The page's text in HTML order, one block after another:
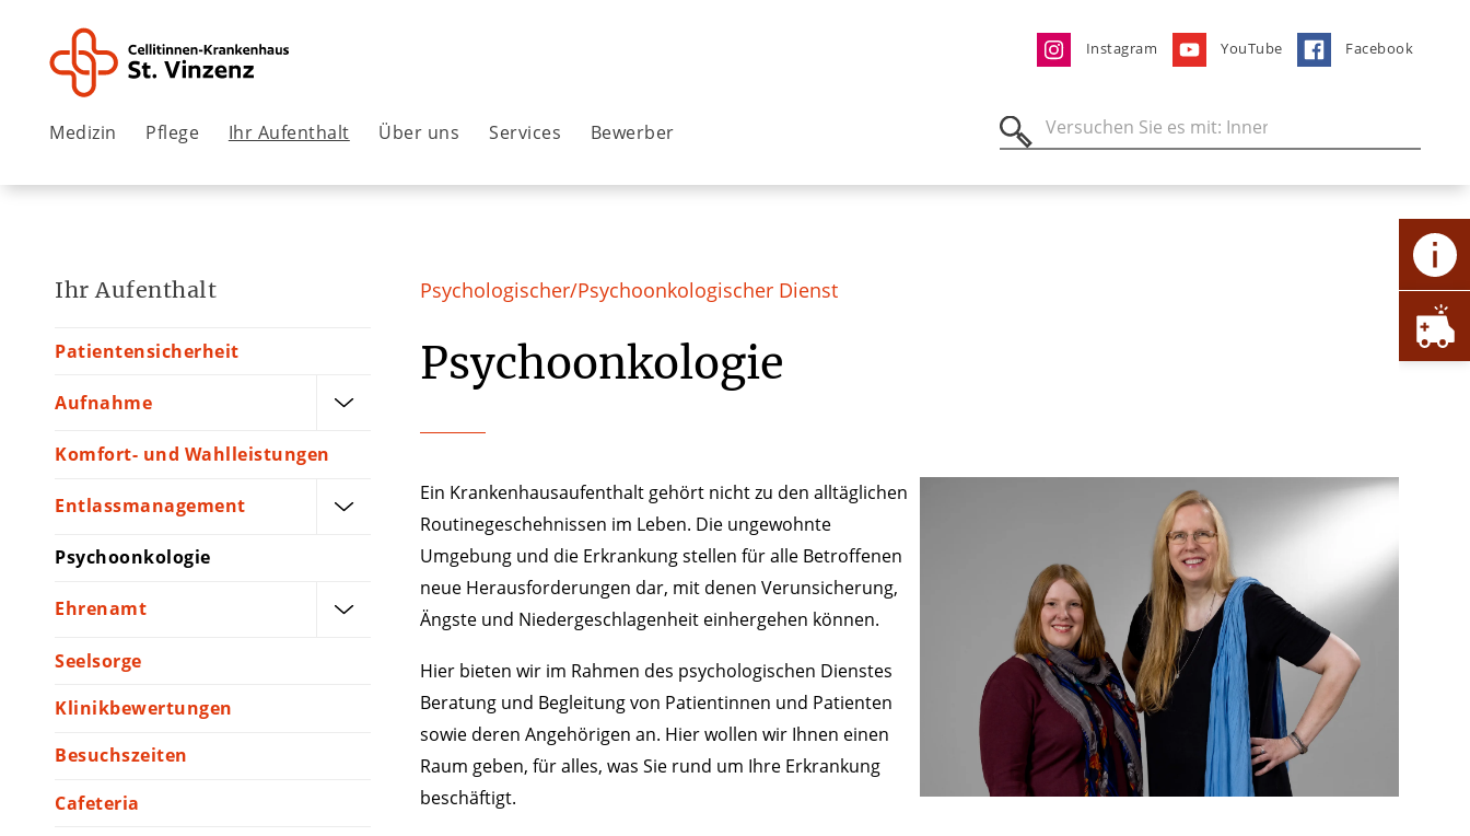
Instagram YouTube Facebook
Medizin Pflege Ihr Aufenthalt Über uns Services Bewerber
Ihr Aufenthalt
Patientensicherheit
Aufnahme
Komfort- und Wahlleistungen
Entlass­management
Psychoonkologie
Ehrenamt
Seelsorge
Klinikbewertungen
Besuchszeiten
Cafeteria
Psychologischer/Psychoonkologischer Dienst
Psychoonkologie
Ein Krankenhausaufenthalt gehört nicht zu den alltäglichen
Routinegeschehnissen im Leben. Die ungewohnte
Umgebung und die Erkrankung stellen für alle Betroffenen
neue Herausforderungen dar, mit denen Verunsicherung,
Ängste und Niedergeschlagenheit einhergehen können.
Hier bieten wir im Rahmen des psychologischen Dienstes
Beratung und Begleitung von Patientinnen und Patienten
sowie deren Angehörigen an. Hier wollen wir Ihnen einen
Raum geben, für alles, was Sie rund um Ihre Erkrankung
beschäftigt.